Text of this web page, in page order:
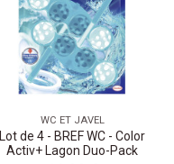
WC ET JAVEL
Lot de 4 - BREF WC - Color
Activ+ Lagon Duo-Pack